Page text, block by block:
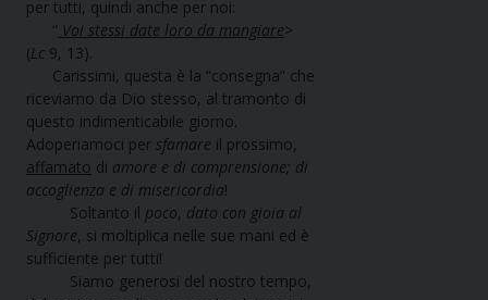
per tutti, quindi anche per noi:
“ Voi stessi date loro da mangiare>
(Lc 9, 13).
Carissimi, questa è la “consegna” che
riceviamo da Dio stesso, al tramonto di
questo indimenticabile giorno.
Adoperiamoci per sfamare il prossimo,
affamato di amore e di comprensione; di
accoglienza e di misericordia!
Soltanto il poco, dato con gioia al
Signore, si moltiplica nelle sue mani ed è
sufficiente per tutti!
Siamo generosi del nostro tempo,